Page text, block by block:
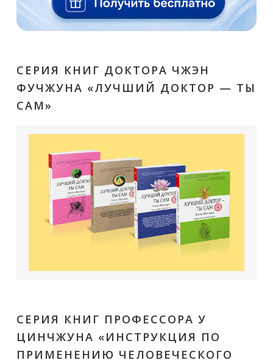
СЕРИЯ КНИГ ДОКТОРА ЧЖЭН
ФУЧЖУНА «ЛУЧШИЙ ДОКТОР — ТЫ
САМ»
СЕРИЯ КНИГ ПРОФЕССОРА У
ЦИНЧЖУНА «ИНСТРУКЦИЯ ПО
ПРИМЕНЕНИЮ ЧЕЛОВЕЧЕСКОГО